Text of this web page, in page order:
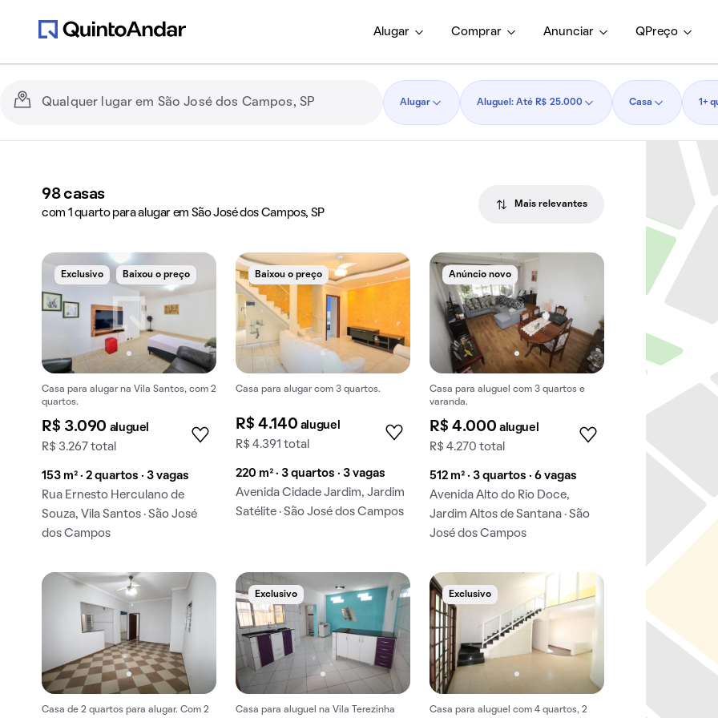
Alugar Comprar Anunciar QPreço
Alugar Aluguel: Até R$ 25.000 Casa 1+
98casas
com 1 quarto para alugar em São José dos Campos, SP
Mais relevantes
Exclusivo Baixou o preço
Casa para alugar na Vila Santos, com 2
quartos.
R$ 3.090 aluguel
R$ 3.267 total
153 m² · 2 quartos · 3 vagas
Rua Ernesto Herculano de
Souza, Vila Santos · São José
dos Campos
Baixou o preço
Casa para alugar com 3 quartos.
R$ 4.140 aluguel
R$ 4.391 total
220 m² · 3 quartos · 3 vagas
Avenida Cidade Jardim, Jardim
Satélite · São José dos Campos
Anúncio novo
Casa para aluguel com 3 quartos e
varanda.
R$ 4.000 aluguel
R$ 4.270 total
512 m² · 3 quartos · 6 vagas
Avenida Alto do Rio Doce,
Jardim Altos de Santana · São
José dos Campos
Casa de 2 quartos para alugar. Com 2
Exclusivo
Casa para aluguel na Vila Terezinha
Exclusivo
Casa para aluguel com 4 quartos, 2